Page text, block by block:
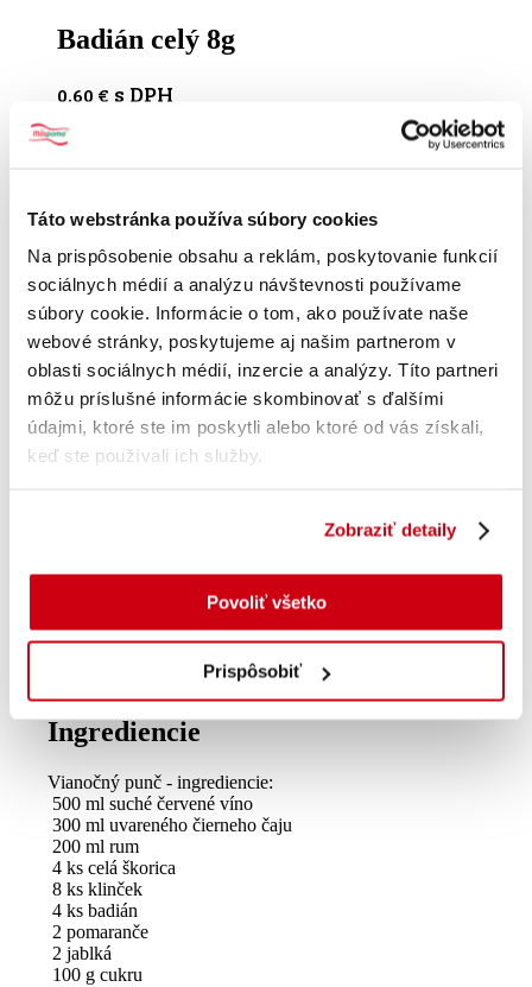
Táto webstránka používa súbory cookies
Na prispôsobenie obsahu a reklám, poskytovanie funkcií
sociálnych médií a analýzu návštevnosti používame
súbory cookie. Informácie o tom, ako používate naše
webové stránky, poskytujeme aj našim partnerom v
oblasti sociálnych médií, inzercie a analýzy. Títo partneri
môžu príslušné informácie skombinovať s ďalšími
údajmi, ktoré ste im poskytli alebo ktoré od vás získali,
keď ste používali ich služby.
Zobraziť detaily
Povoliť všetko
Prispôsobiť
Badián celý 8g
0.60 € s DPH
Klinček celý 20g
0.74€ s DPH
Pridať do košíka
Punč 50 g
Ingrediencie
Vianočný punč - ingrediencie:
500 ml suché červené víno
300 ml uvareného čierneho čaju
200 ml rum
4 ks celá škorica
8 ks klinček
4 ks badián
2 pomaranče
2 jablká
100 g cukru